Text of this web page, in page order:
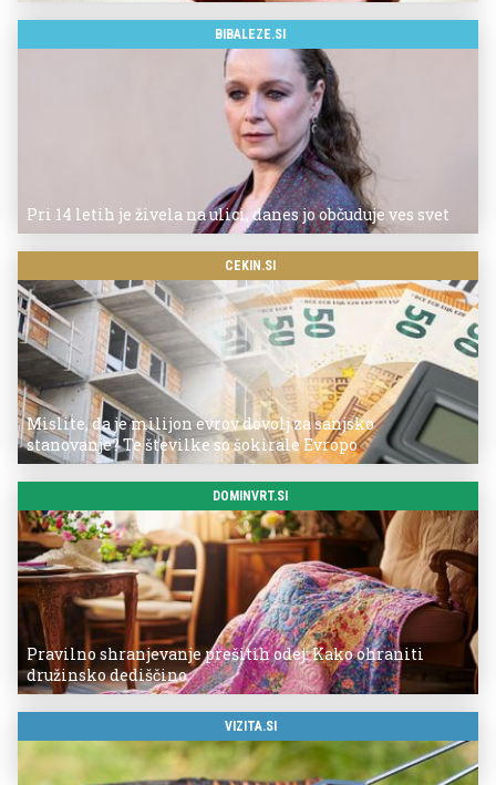
BIBALEZE.SI
Pri 14 letih je živela na ulici, danes jo občuduje ves svet
CEKIN.SI
Mislite, da je milijon evrov dovolj za sanjsko
stanovanje? Te številke so šokirale Evropo
DOMINVRT.SI
Pravilno shranjevanje prešitih odej: Kako ohraniti
družinsko dediščino
VIZITA.SI